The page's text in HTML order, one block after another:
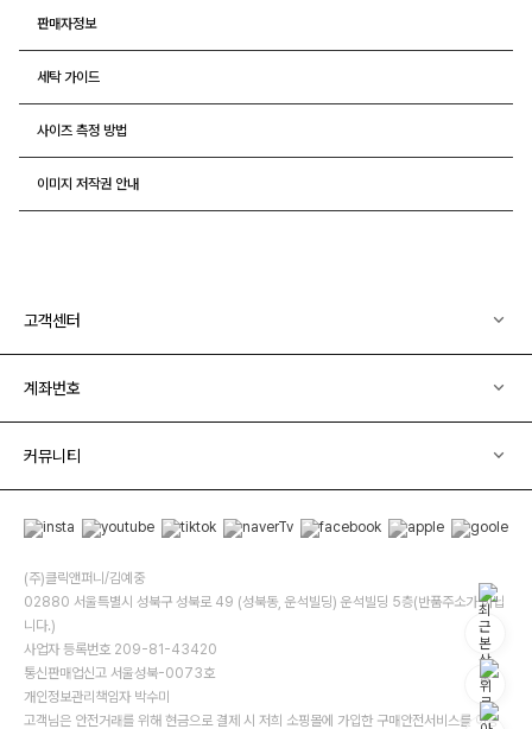
판매자정보
세탁 가이드
사이즈 측정 방법
이미지 저작권 안내
고객센터
계좌번호
커뮤니티
(주)클릭앤퍼니/김예중
02880 서울특별시 성북구 성북로 49 (성북동, 운석빌딩) 운석빌딩 5층(반품주소가 아닙
니다.)
사업자 등록번호 209-81-43420
통신판매업신고 서울성북-0073호
개인정보관리책임자 박수미
고객님은 안전거래를 위해 현금으로 결제 시 저희 소핑몰에 가입한 구매안전서비스를 이용